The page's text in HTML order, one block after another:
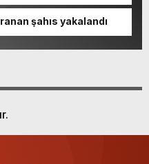
şahıs yakalandı